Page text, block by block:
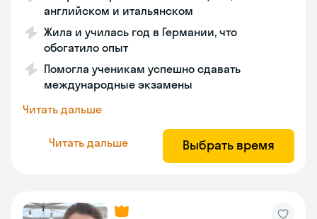
английском и итальянском
Жила и училась год в Германии, что
обогатило опыт
Помогла ученикам успешно сдавать
международные экзамены
Читать дальше
Читать дальше Выбрать время